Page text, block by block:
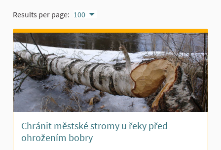
Results per page: 100
Chránit městské stromy u řeky před
ohrožením bobry